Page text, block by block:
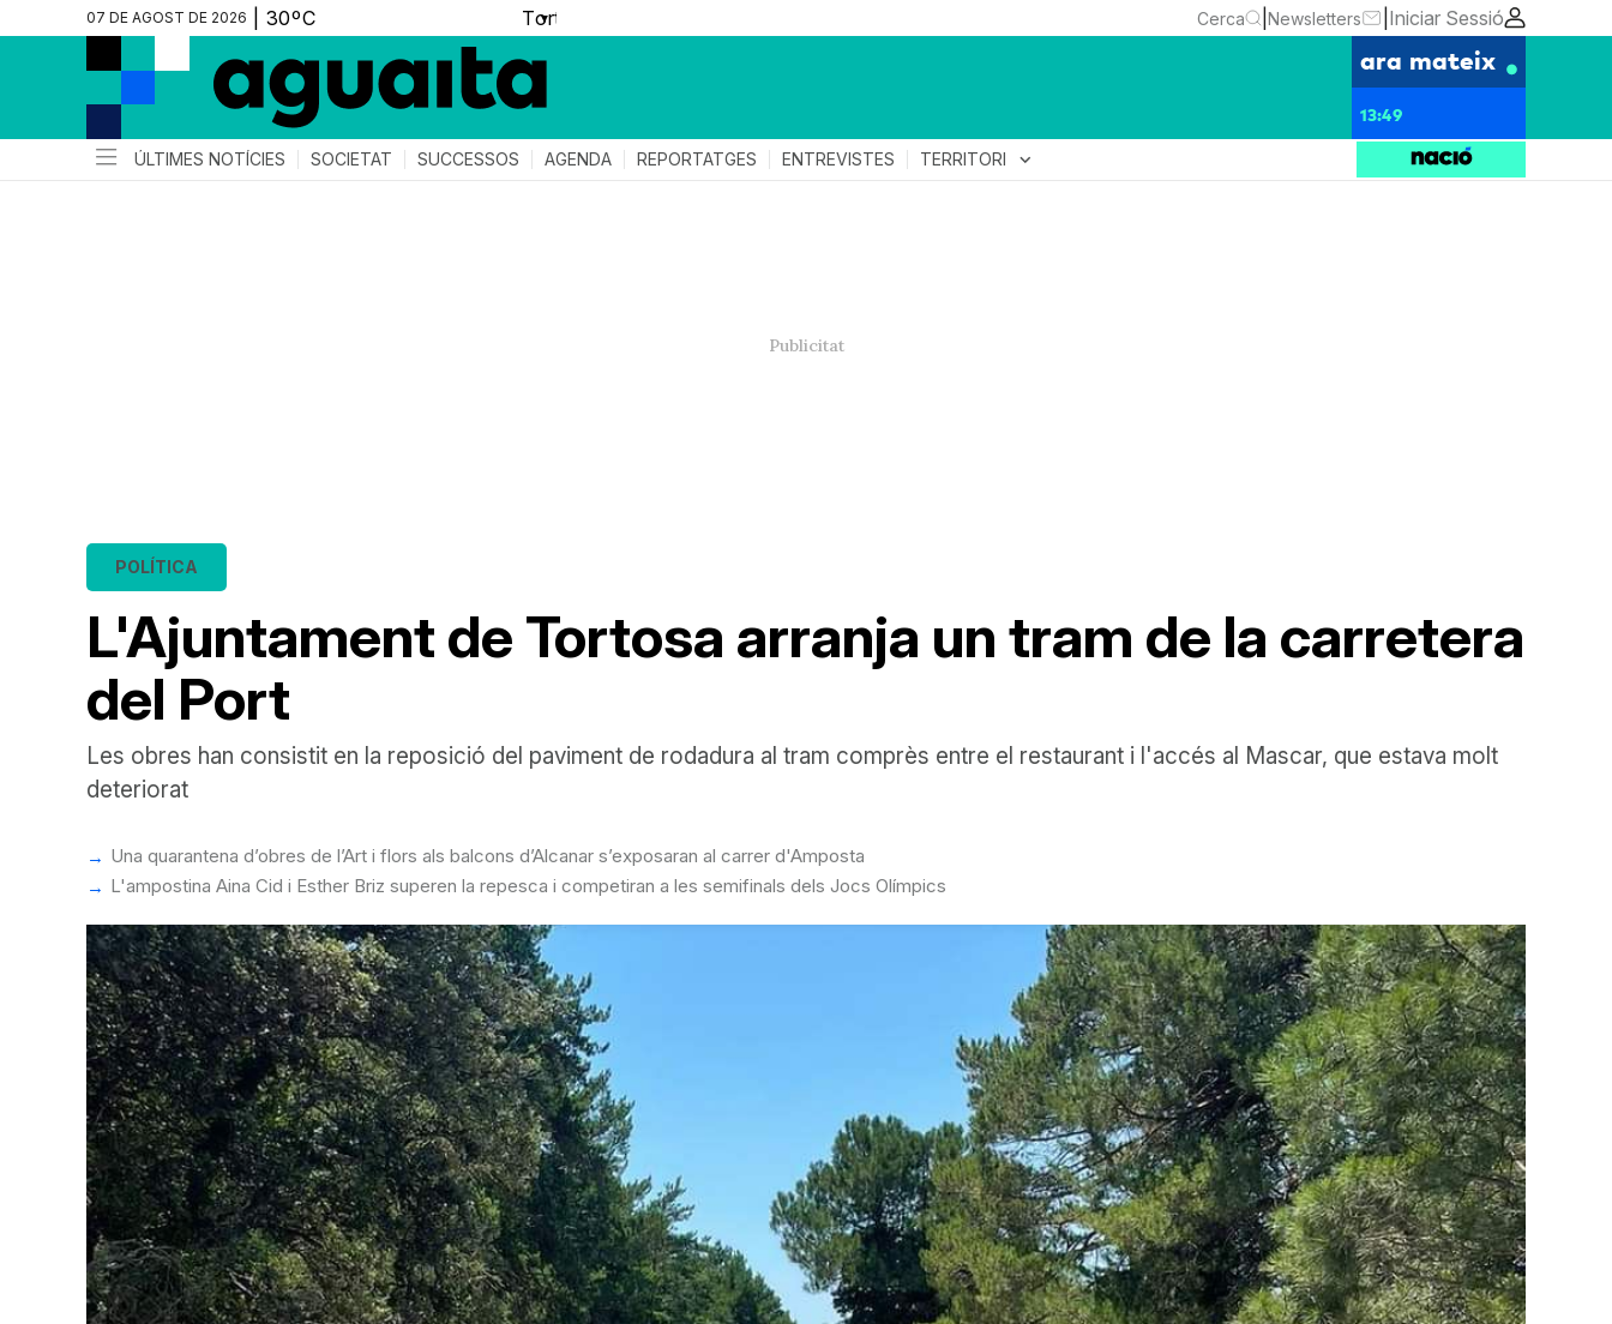
07 DE AGOST DE 2026 ▼ Cerca Newsletters Iniciar Sessió
ara mateix
13:49
ÚLTIMES NOTÍCIES SOCIETAT SUCCESSOS AGENDA REPORTATGES ENTREVISTES TERRITORI expand_more
L'Ajuntament de Tortosa arranja un tram de la carretera
del Port
POLÍTICA
Les obres han consistit en la reposició del paviment de rodadura al tram comprès entre el restaurant i l'accés al Mascar, que estava molt
deteriorat
Una quarantena d’obres de l’Art i flors als balcons d’Alcanar s’exposaran al carrer d'Amposta
L'ampostina Aina Cid i Esther Briz superen la repesca i competiran a les semifinals dels Jocs Olímpics